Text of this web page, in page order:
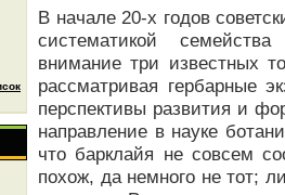
В начале 20-х годов
систематикой
внимание три известных
рассматривая гербарные
перспективы развития и
направление в науке
что барклайя не совсем
похож, да немного не тот;